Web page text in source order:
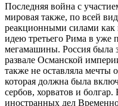
Последняя война с
мировая также, по всей
реакционными силами как
идею третьего Рима в уже
мегамашины. Россия была
развале Османской
также не оставляла мечты
которая должна была
сербов, хорватов и
иностранных дел